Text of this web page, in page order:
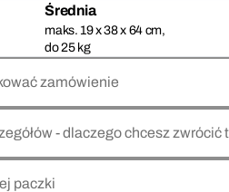
Średnia
maks. 19 x 38 x 64 cm,
do 25 kg
zamówienie
- dlaczego chcesz zwrócić
paczki